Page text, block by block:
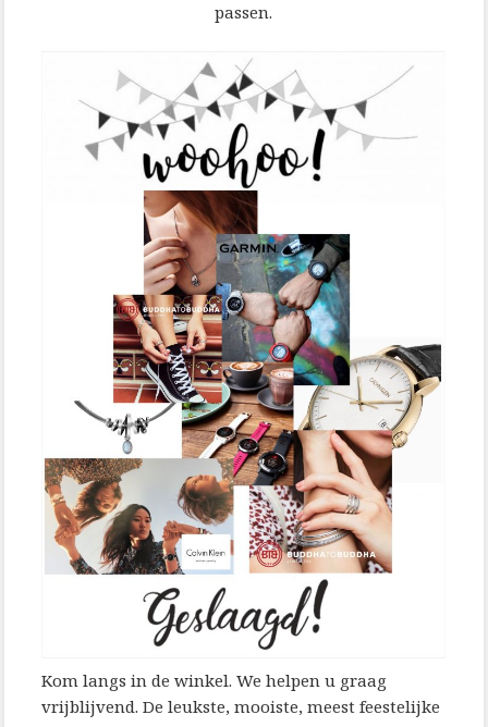
passen.
Kom langs in de winkel. We helpen u graag
vrijblijvend. De leukste, mooiste, meest feestelijke